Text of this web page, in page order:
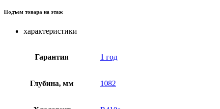
Подъем товара на этаж
характеристики
Гарантия 1 год
Глубина, мм 1082